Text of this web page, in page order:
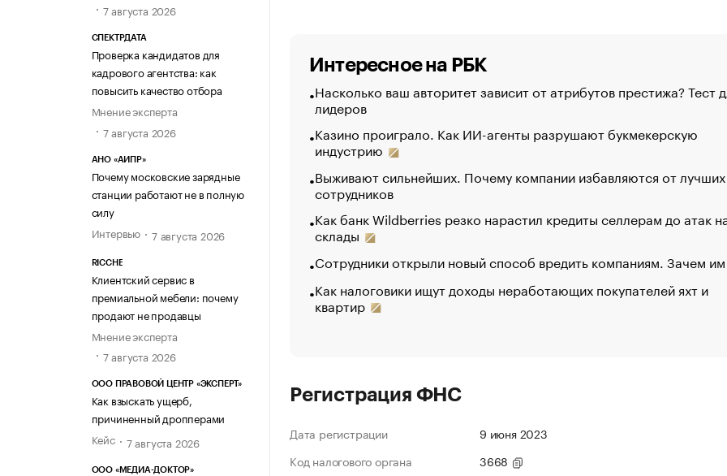
7 августа 2026
СПЕКТРДАТА
Проверка кандидатов для
кадрового агентства: как
повысить качество отбора
Мнение эксперта
7 августа 2026
АНО «АИПР»
Почему московские зарядные
станции работают не в полную
силу
Интервью
7 августа 2026
RICCHE
Клиентский сервис в
премиальной мебели: почему
продают не продавцы
Мнение эксперта
7 августа 2026
ООО ПРАВОВОЙ ЦЕНТР «ЭКСПЕРТ»
Как взыскать ущерб,
причиненный дропперами
Кейс
7 августа 2026
ООО «МЕДИА-ДОКТОР»
Интересное на РБК
Насколько ваш авторитет зависит от атрибутов престижа? Тест
лидеров
Казино проиграло. Как ИИ-агенты разрушают букмекерскую
индустрию
Выживают сильнейших. Почему компании избавляются от лучших
сотрудников
Как банк Wildberries резко нарастил кредиты селлерам до атак
склады
Сотрудники открыли новый способ вредить компаниям. Зачем
Как налоговики ищут доходы неработающих покупателей яхт и
квартир
Регистрация ФНС
Дата регистрации
9 июня 2023
Код налогового органа
3668